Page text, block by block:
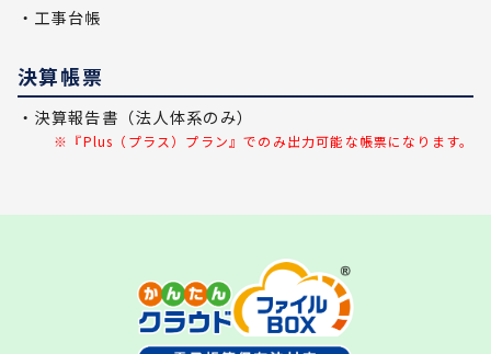
・工事台帳
決算帳票
・決算報告書（法人体系のみ）
※『Plus（プラス）プラン』でのみ出力可能な帳票になります。